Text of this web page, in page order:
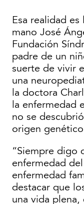
Esa realidad
mano José
Fundación
padre de un
suerte de vivir
una
la doctora
la enfermedad
no se
origen
“Siempre digo
enfermedad
enfermedad
destacar que
una vida